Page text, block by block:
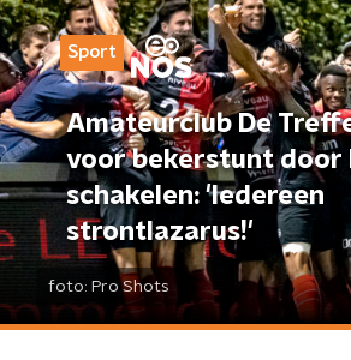
Sport
Amateurclub De
voor bekerstunt door
schakelen: 'Iedereen
strontlazarus!'
foto: Pro Shots